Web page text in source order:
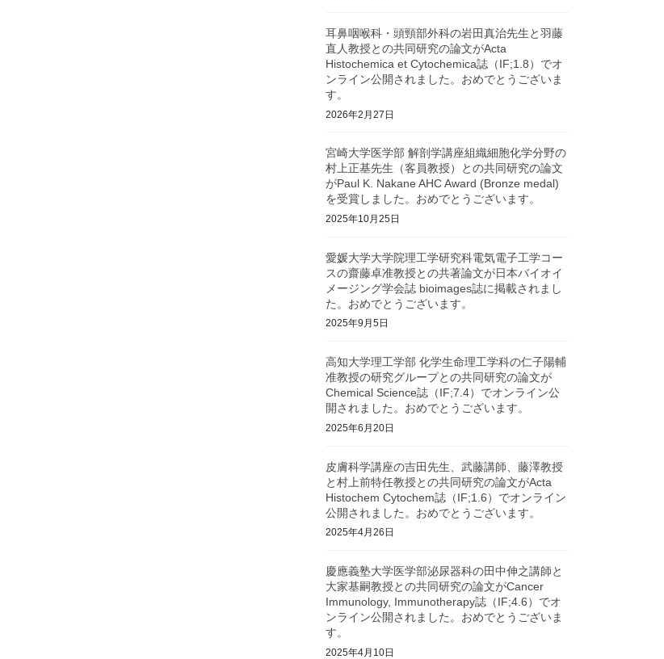
耳鼻咽喉科・頭頸部外科の岩田真治先生と羽藤
直人教授との共同研究の論文がActa
Histochemica et Cytochemica誌（IF;1.8）でオ
ンライン公開されました。おめでとうございま
す。
2026年2月27日
宮崎大学医学部 解剖学講座組織細胞化学分野の
村上正基先生（客員教授）との共同研究の論文
がPaul K. Nakane AHC Award (Bronze medal)
を受賞しました。おめでとうございます。
2025年10月25日
愛媛大学大学院理工学研究科電気電子工学コー
スの齋藤卓准教授との共著論文が日本バイオイ
メージング学会誌 bioimages誌に掲載されまし
た。おめでとうございます。
2025年9月5日
高知大学理工学部 化学生命理工学科の仁子陽輔
准教授の研究グループとの共同研究の論文が
Chemical Science誌（IF;7.4）でオンライン公
開されました。おめでとうございます。
2025年6月20日
皮膚科学講座の吉田先生、武藤講師、藤澤教授
と村上前特任教授との共同研究の論文がActa
Histochem Cytochem誌（IF;1.6）でオンライン
公開されました。おめでとうございます。
2025年4月26日
慶應義塾大学医学部泌尿器科の田中伸之講師と
大家基嗣教授との共同研究の論文がCancer
Immunology, Immunotherapy誌（IF;4.6）でオ
ンライン公開されました。おめでとうございま
す。
2025年4月10日